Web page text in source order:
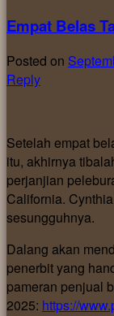
Empat Belas
Posted on
Reply
Setelah empat
itu, akhirnya
perjanjian
California.
sesungguhnya.
Dalang akan
penerbit yang
pameran penjual
2025: https://